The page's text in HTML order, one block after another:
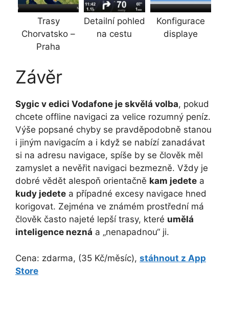
Trasy
Chorvatsko –
Praha
Detailní pohled
na cestu
Konfigurace
displaye
Závěr
Sygic v edici Vodafone je skvělá volba, pokud
chcete offline navigaci za velice rozumný peníz.
Výše popsané chyby se pravděpodobně stanou
i jiným navigacím a i když se nabízí zanadávat
si na adresu navigace, spíše by se člověk měl
zamyslet a nevěřit navigaci bezmezně. Vždy je
dobré vědět alespoň orientačně kam jedete a
kudy jedete a případné excesy navigace hned
korigovat. Zejména ve známém prostřední má
člověk často najeté lepší trasy, které umělá
inteligence nezná a „nenapadnou“ ji.
Cena: zdarma, (35 Kč/měsíc), stáhnout z App
Store